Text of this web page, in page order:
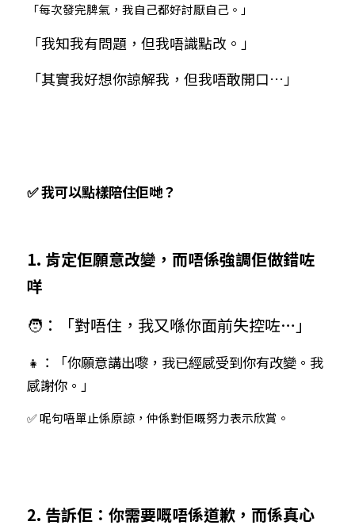
「每次發完脾氣，我自己都好討厭自己。」
「我知我有問題，但我唔識點改。」
「其實我好想你諒解我，但我唔敢開口…」
✅ 我可以點樣陪住佢哋？
1. 肯定佢願意改變，而唔係強調佢做錯咗
咩
🧑：「對唔住，我又喺你面前失控咗…」
👧：「你願意講出嚟，我已經感受到你有改變。我
感謝你。」
✅ 呢句唔單止係原諒，仲係對佢嘅努力表示欣賞。
2. 告訴佢：你需要嘅唔係道歉，而係真心